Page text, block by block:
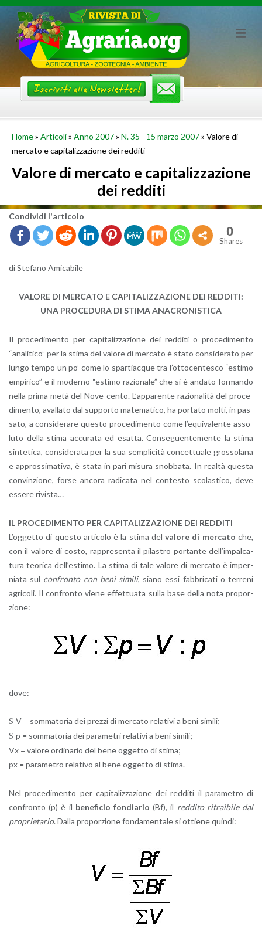
Skip
content
Home» Articoli» Anno 2007» N. 35 - 15 marzo 2007» Valore di
mercato e capitalizzazione dei redditi
Valore di mercato e capitalizzazione
dei redditi
Con­di­vi­di l'ar­ti­co­lo
0
Shares
di Ste­fa­no Ami­ca­bi­le
VA­LO­RE DI MER­CA­TO E CA­PI­TA­LIZ­ZA­ZIO­NE DEI RED­DI­TI:
UNA PRO­CE­DU­RA DI STIMA ANA­CRO­NI­STI­CA
Il pro­ce­di­men­to per ca­pi­ta­liz­za­zio­ne dei red­di­ti o pro­ce­di­men­to
“ana­li­ti­co” per la stima del va­lo­re di mer­ca­to è stato con­si­de­ra­to per
lungo tempo un po’ come lo spar­tiac­que tra l’ot­to­cen­te­sco “esti­mo
em­pi­ri­co” e il mo­der­no “esti­mo ra­zio­na­le” che si è an­da­to for­man­do
nella prima metà del No­ve-cen­to. L’ap­pa­ren­te ra­zio­na­li­tà del pro­ce­
di­men­to, aval­la­to dal sup­por­to ma­te­ma­ti­co, ha por­ta­to molti, in pas­
sa­to, a con­si­de­ra­re que­sto pro­ce­di­men­to come l’e­qui­va­len­te as­so­
lu­to della stima ac­cu­ra­ta ed esat­ta. Con­se­guen­te­men­te la stima
sin­te­ti­ca, con­si­de­ra­ta per la sua sem­pli­ci­tà con­cet­tua­le gros­so­la­na
e ap­pros­si­ma­ti­va, è stata in pari mi­su­ra snob­ba­ta. In real­tà que­sta
con­vin­zio­ne, forse an­co­ra ra­di­ca­ta nel con­te­sto sco­la­sti­co, deve
es­se­re ri­vi­sta…
IL PRO­CE­DI­MEN­TO PER CA­PI­TA­LIZ­ZA­ZIO­NE DEI RED­DI­TI
L’og­get­to di que­sto ar­ti­co­lo è la stima delva­lo­re di mer­ca­to che,
con il va­lo­re di costo, rap­pre­sen­ta il pi­la­stro por­tan­te del­l’im­pal­ca­
tu­ra teo­ri­ca del­l’e­sti­mo. La stima di tale va­lo­re di mer­ca­to è im­per­
nia­ta sul con­fron­to con beni si­mi­li, siano essi fab­bri­ca­ti o ter­re­ni
agri­co­li. Il con­fron­to viene ef­fet­tua­ta sulla base della nota pro­por­
zio­ne:
dove:
S V = som­ma­to­ria dei prez­zi di mer­ca­to re­la­ti­vi a beni si­mi­li;
S p = som­ma­to­ria dei pa­ra­me­tri re­la­ti­vi a beni si­mi­li;
Vx = va­lo­re or­di­na­rio del bene og­get­to di stima;
px = pa­ra­me­tro re­la­ti­vo al bene og­get­to di stima.
Nel pro­ce­di­men­to per ca­pi­ta­liz­za­zio­ne dei red­di­ti il pa­ra­me­tro di
con­fron­to (p) è il be­ne­fi­cio fon­dia­rio (Bf), il red­di­to ri­trai­bi­le dal
pro­prie­ta­rio. Dalla pro­por­zio­ne fon­da­men­ta­le si ot­tie­ne quin­di: